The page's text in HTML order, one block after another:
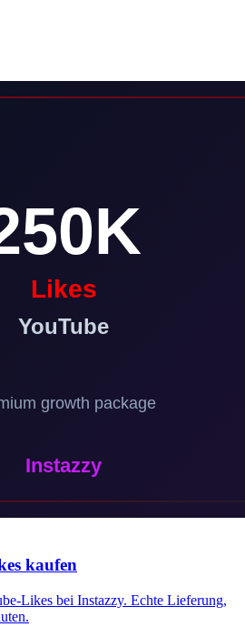
kaufen
Likes bei Instazzy. Echte Lieferung,